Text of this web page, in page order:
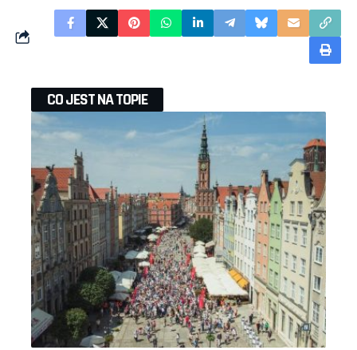
CO JEST NA TOPIE